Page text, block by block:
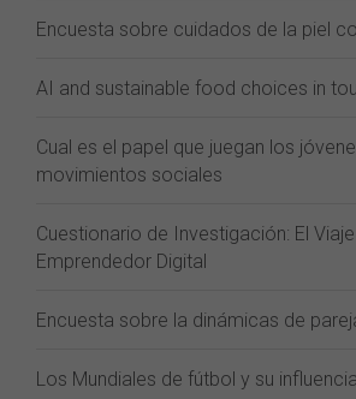
Encuesta sobre cuidados de la piel
AI and sustainable food choices in
Cual es el papel que juegan los
movimientos sociales
Cuestionario de Investigación: El
Emprendedor Digital
Encuesta sobre la dinámicas de
Los Mundiales de fútbol y su